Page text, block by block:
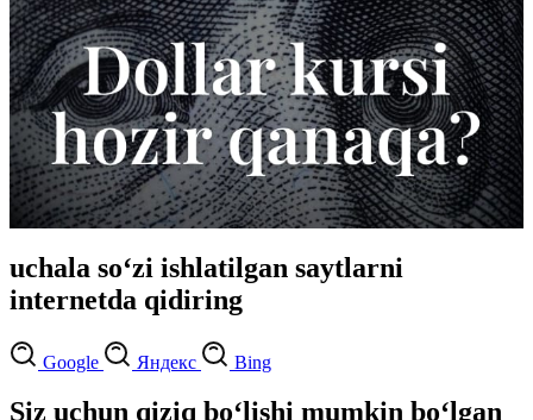
uchala so‘zi ishlatilgan saytlarni
internetda qidiring
Google Яндекс Bing
Siz uchun qiziq bo‘lishi mumkin bo‘lgan